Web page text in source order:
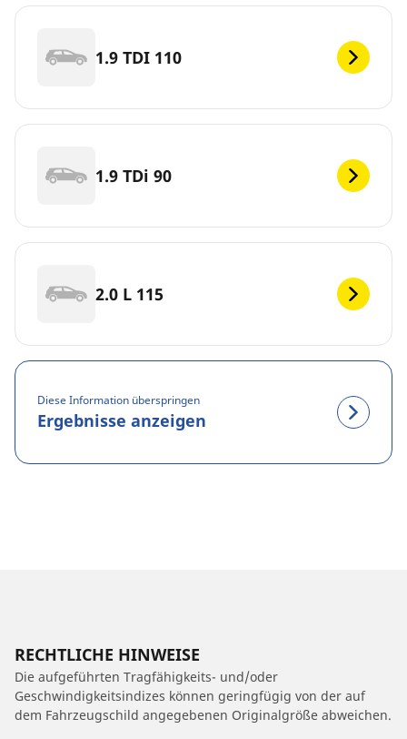
1.9 TDI 110
1.9 TDi 90
2.0 L 115
Diese Information überspringen
Ergebnisse anzeigen
RECHTLICHE HINWEISE
Die aufgeführten Tragfähigkeits- und/oder
Geschwindigkeitsindizes können geringfügig von der auf
dem Fahrzeugschild angegebenen Originalgröße abweichen.